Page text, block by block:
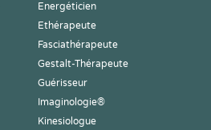
Energéticien
Ethérapeute
Fasciathérapeute
Gestalt-Thérapeute
Guérisseur
Imaginologie®
Kinesiologue